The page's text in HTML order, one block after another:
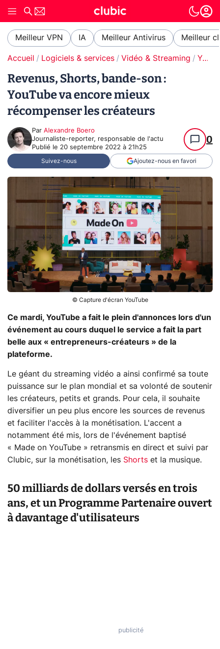
Meilleur VPN IA Meilleur Antivirus Meilleur
Accueil Logiciels & services Vidéo & Streaming YouTube
Revenus, Shorts, bande-son :
YouTube va encore mieux
récompenser les créateurs
Par Alexandre Boero
Journaliste-reporter, responsable de l'actu
Publié le 20 septembre 2022 à 21h25
0
Suivez-nous Ajoutez-nous en favori
© Capture d'écran YouTube
Ce mardi, YouTube a fait le plein d'annonces lors d'un
événement au cours duquel le service a fait la part
belle aux « entrepreneurs-créateurs » de la
plateforme.
Le géant du streaming vidéo a ainsi confirmé sa toute
puissance sur le plan mondial et sa volonté de soutenir
les créateurs, petits et grands. Pour cela, il souhaite
diversifier un peu plus encore les sources de revenus
et faciliter l'accès à la monétisation. L'accent a
notamment été mis, lors de l'événement baptisé
« Made on YouTube » retransmis en direct et suivi par
Clubic, sur la monétisation, les Shorts et la musique.
50 milliards de dollars versés en trois
ans, et un Programme Partenaire ouvert
à davantage d'utilisateurs